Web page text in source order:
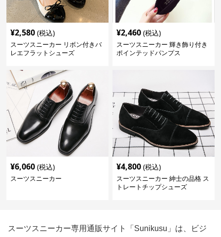
¥2,580 (税込)
スーツスニーカー リボン付きバ
レエフラットシューズ
¥2,460 (税込)
スーツスニーカー 輝き飾り付き
ポインテッドパンプス
¥6,060 (税込)
スーツスニーカー
¥4,800 (税込)
スーツスニーカー 紳士の品格 ス
トレートチップシューズ
スーツスニーカー専用通販サイト「Sunikusu」は、ビジ